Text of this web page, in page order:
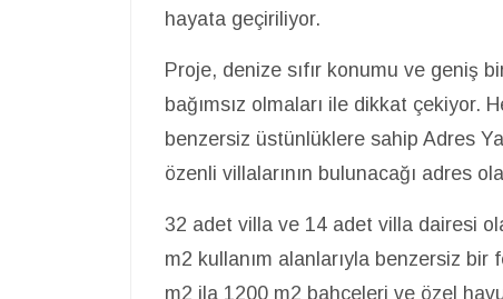
hayata geçiriliyor.
Proje, denize sıfır konumu ve geniş
bağımsız olmaları ile dikkat çekiyor.
benzersiz üstünlüklere sahip Adres
özenli villalarının bulunacağı adres
32 adet villa ve 14 adet villa dairesi
m2 kullanım alanlarıyla benzersiz bir
m2 ila 1200 m2 bahçeleri ve özel